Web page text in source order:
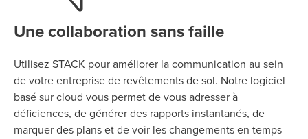
Une collaboration sans faille
Utilisez STACK pour améliorer la communication au sein
de votre entreprise de revêtements de sol. Notre logiciel
basé sur cloud vous permet de vous adresser à
déficiences, de générer des rapports instantanés, de
marquer des plans et de voir les changements en temps